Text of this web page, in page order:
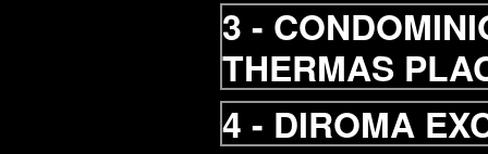
3 -
THERMAS
4 - DIROMA